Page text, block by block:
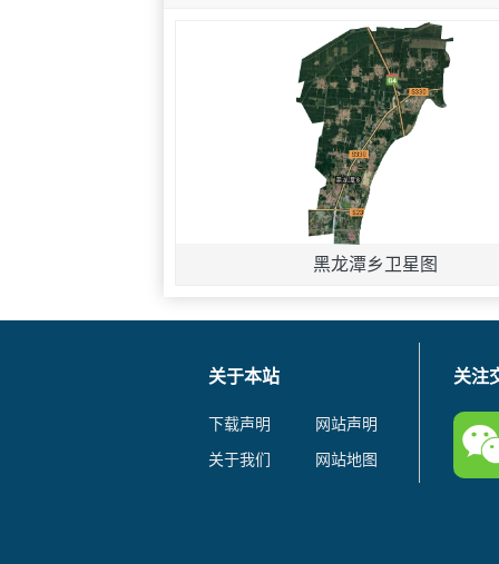
黑龙潭乡卫星图
关于本站
下载声明
网站声明
关于我们
网站地图
关注